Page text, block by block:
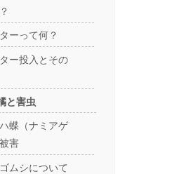
ーって何？
ー投入とその
と害虫
蝶（ナミアゲ
害
ムシについて